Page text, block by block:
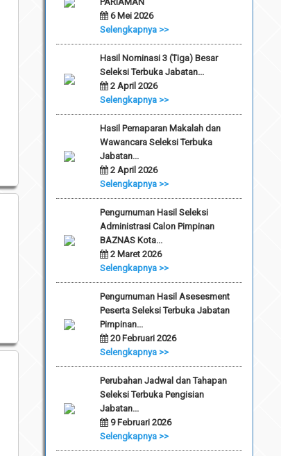
6 Mei 2026
Selengkapnya >>
Hasil Nominasi 3 (Tiga) Besar
Seleksi Terbuka Jabatan...
2 April 2026
Selengkapnya >>
Hasil Pemaparan Makalah dan
Wawancara Seleksi Terbuka
Jabatan...
2 April 2026
Selengkapnya >>
Pengumuman Hasil Seleksi
Administrasi Calon Pimpinan
BAZNAS Kota...
2 Maret 2026
Selengkapnya >>
Pengumuman Hasil Asesesment
Peserta Seleksi Terbuka Jabatan
Pimpinan...
20 Februari 2026
Selengkapnya >>
Perubahan Jadwal dan Tahapan
Seleksi Terbuka Pengisian
Jabatan...
9 Februari 2026
Selengkapnya >>